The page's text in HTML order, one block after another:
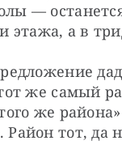
—
этажа, а в
же самый
же
тот, да